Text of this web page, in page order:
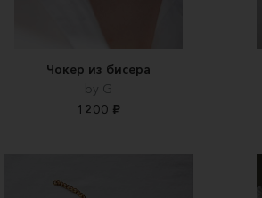
Чокер из бисера
by G
1200 ₽